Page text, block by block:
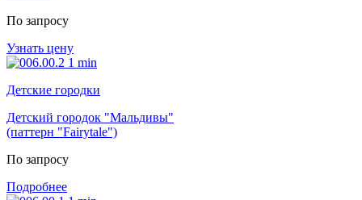
По запросу
Узнать цену
Детские городки
Детский городок "Мальдивы"
(паттерн "Fairytale")
По запросу
Подробнее